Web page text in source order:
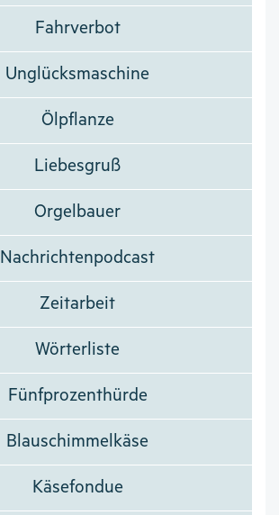
Fahrverbot
Unglücksmaschine
Ölpflanze
Liebesgruß
Orgelbauer
Nachrichtenpodcast
Zeitarbeit
Wörterliste
Fünfprozenthürde
Blauschimmelkäse
Käsefondue